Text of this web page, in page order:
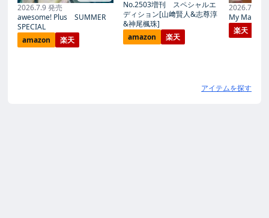
2026.7.9 発売
awesome! Plus SUMMER
SPECIAL
amazon
楽天
No.2503増刊 スペシャルエ
ディション[山﨑賢人&志尊淳
&神尾楓珠]
amazon
楽天
2026.7.27
My Magic
楽天
アイテムを探す